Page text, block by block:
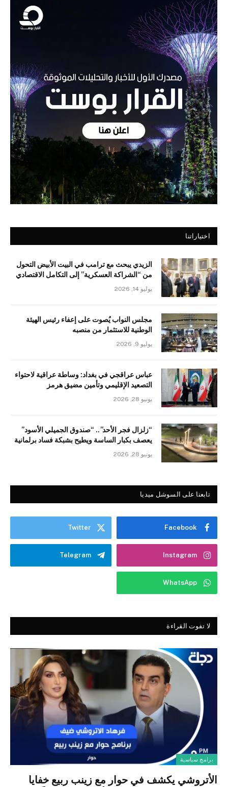
اختياراتنا
الزيدي يبحث مع ترامب في البيت الأبيض التحول
من “الشراكة العسكرية” إلى التكامل الاقتصادي
يوليو 14, 2026
مجلس النواب يُصوت على إعفاء رئيس الهيئة
الوطنية للاستثمار من منصبه
يوليو 9, 2026
عباس عراقجي في بغداد: وساطة عراقية لاحتواء
التصعيد الإقليمي وتأمين مضيق هرمز
يونيو 28, 2026
“زلزال فجر الأحد”.. “صندوق الجميلي الأسود”
يعصف بكبار الساسة ويطيح بشبكة فساد برلمانية
يونيو 28, 2026
تابعنا على السوشل ميديا
Facebook
Twitter
Instagram
Telegram
WhatsApp
لا تفوت القراءة
برامج سياسية
الأتروشي يكشف في حوار مع زينب ربيع خفايا